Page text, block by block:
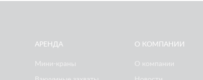
АРЕНДА
Мини-краны
О КОМПАНИИ
О компании